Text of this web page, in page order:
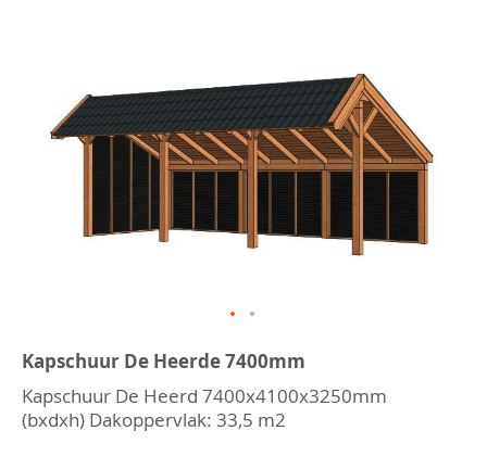
afbeeldingen-
naar
begin
van
de
Kapschuur De Heerde 7400mm
Kapschuur De Heerd 7400x4100x3250mm
(bxdxh) Dakoppervlak: 33,5 m2